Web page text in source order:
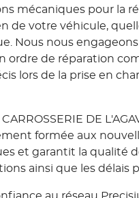
mécaniques pour la
de votre véhicule,
Nous nous
ordre de réparation
lors de la prise en
DE
formée aux
et garantit la qualité
ainsi que les délais